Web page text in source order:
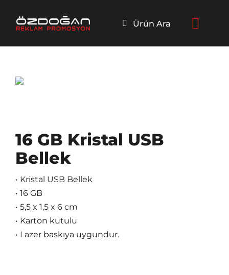
content
Ürün Ara
16 GB Kristal USB
Bellek
• Kristal USB Bellek
• 16 GB
• 5,5 x 1,5 x 6 cm
• Karton kutulu
• Lazer baskıya uygundur.